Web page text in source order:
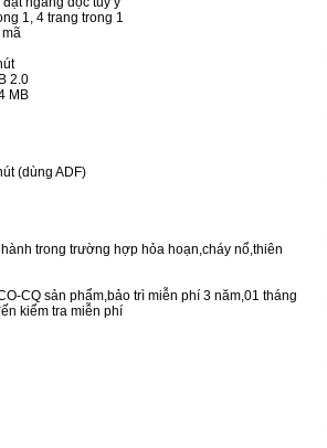
1, 4 trang trong 1
2.0
MB
(dùng ADF)
trong trường hợp hỏa hoạn,cháy nổ,thiên
CQ sản phẩm,bảo trì miễn phí 3 năm,01 tháng
kiểm tra miễn phí